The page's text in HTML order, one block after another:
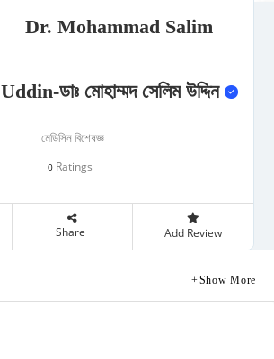
Dr. Mohammad Salim
Uddin-ডাঃ মোহাম্মদ সেলিম উদ্দিন
মেডিসিন বিশেষজ্ঞ
0 Ratings
Share Add Review
Show More